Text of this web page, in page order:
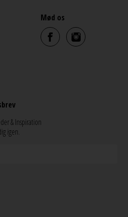
Mød os
& Inspiration
igen.